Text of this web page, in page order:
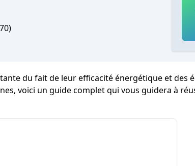
du fait de leur efficacité énergétique et des
voici un guide complet qui vous guidera à